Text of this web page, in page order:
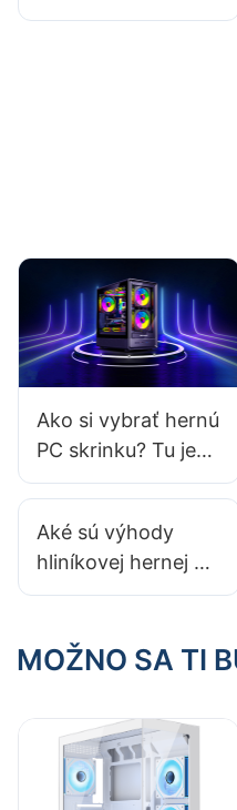
kúpe herného
Ako si vybrať hernú
PC skrinku? Tu je
návod pre vás!
Aké sú výhody
hliníkovej hernej PC
skrine?
MOŽNO SA TI